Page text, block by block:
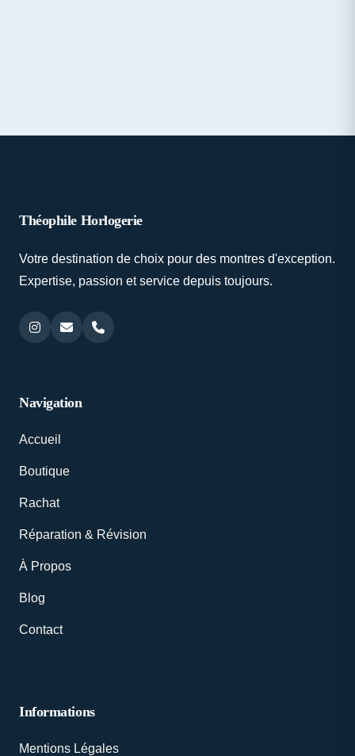
Théophile Horlogerie
Votre destination de choix pour des montres d'exception.
Expertise, passion et service depuis toujours.
Navigation
Accueil
Boutique
Rachat
Réparation & Révision
À Propos
Blog
Contact
Informations
Mentions Légales